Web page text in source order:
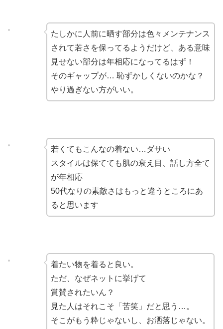
たしかに人前に晒す部分は色々メンテナンス
されて若さを保ってるようだけど、ある意味
見せない部分は年相応になってるはず！
そのギャップが… 恥ずかしくないのかな？
やり過ぎない方がいい。
若くてもこんなの着ない…ダサい
スタイルは保てても肌の衰え目、話し方全て
が年相応
50代なりの素敵さはもっと違うところにあ
ると思います
着たい物を着ると良い。
ただ、なぜネットに挙げて
賞賛されたいん？
見た人はそれこそ「苦笑」だと思う…。
そこがもう粋じゃないし、お洒落じゃない。